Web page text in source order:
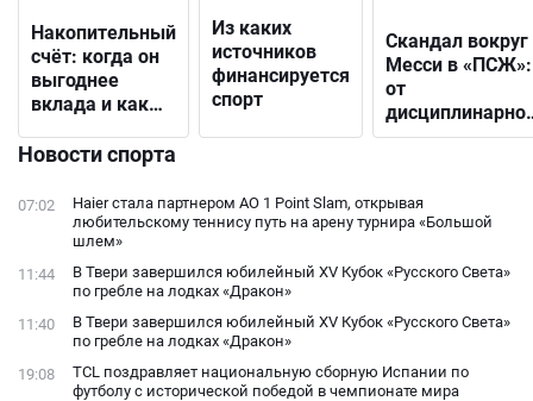
Накопительный
счёт: когда он
выгоднее
вклада и как
подходящий
Из каких
источников
финансируется
спорт
Скандал вокруг
Месси в «ПСЖ»:
от
решения до
фанатами
Новости спорта
07:02
Haier стала партнером AO 1 Point Slam, открывая
любительскому теннису путь на арену турнира «Большой
шлем»
11:44
В Твери завершился юбилейный XV Кубок «Русского Света»
по гребле на лодках «Дракон»
11:40
В Твери завершился юбилейный XV Кубок «Русского Света»
по гребле на лодках «Дракон»
19:08
TCL поздравляет национальную сборную Испании по
футболу с исторической победой в чемпионате мира